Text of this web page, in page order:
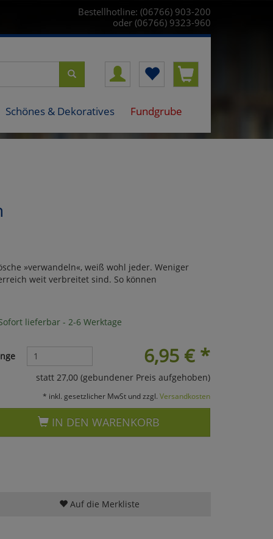
Bestellhotline: (06766) 903-200
oder (06766) 9323-960
Schönes & Dekoratives Fundgrube
»verwandeln«, weiß wohl jeder. Weniger
weit verbreitet sind. So können
lieferbar - 2-6 Werktage
6,95 €*
statt 27,00 (gebundener Preis aufgehoben)
* inkl. gesetzlicher MwSt und zzgl. Versandkosten
IN DEN WARENKORB
Auf die Merkliste